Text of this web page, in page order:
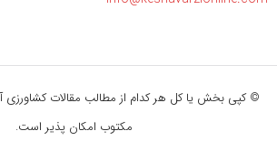
© کپی بخش یا کل هر کدام از مطالب مقالات کشاورزی
مکتوب امکان پذیر است.